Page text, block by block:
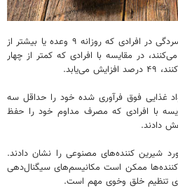
نتایج نشان داد که خطر ابتلا به افسردگی در افرادی که روزانه ۹ وعده یا بیشتر از
در مقایسه با افرادی که کمتر از چهار
غذایی فوق فرآوری شده خود را حداقل سه
با افرادی که مصرف مداوم خود را حفظ
دادند.
شیرین کننده‌های مصنوعی را نشان دادند.
ممکن است مکانیسم‌های سیگنال‌دهی
تنظیم خلق وخوی مهم است.